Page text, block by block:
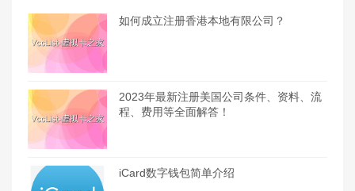
如何成立注册香港本地有限公司？
2023年最新注册美国公司条件、资料、流
程、费用等全面解答！
iCard数字钱包简单介绍